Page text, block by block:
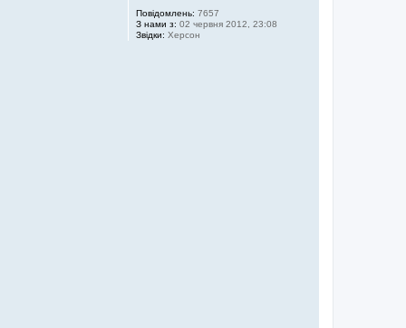
Повідомлень: 7657
З нами з: 02 червня 2012, 23:08
Звідки: Херсон